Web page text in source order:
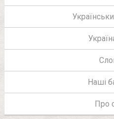
Наші
Про